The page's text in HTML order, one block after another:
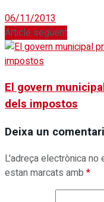
06/11/2013
Article següent
El govern
dels impostos
Deixa un comentari
L'adreça electrònica no
estan marcats amb *